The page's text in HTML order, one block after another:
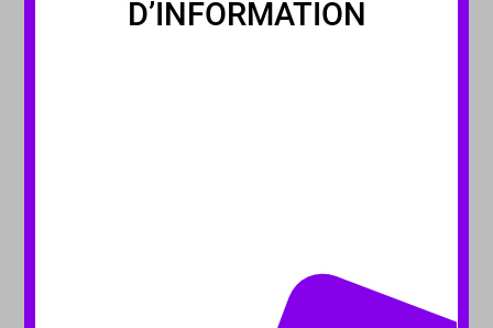
D’INFORMATION